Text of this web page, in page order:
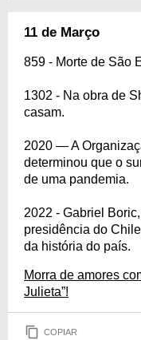
11 de Março
859 - Morte de São
1302 - Na obra de
casam.
2020 — A
determinou que o
de uma pandemia.
2022 - Gabriel
presidência do
da história do país.
Morra de amores
Julieta”!
COPIAR